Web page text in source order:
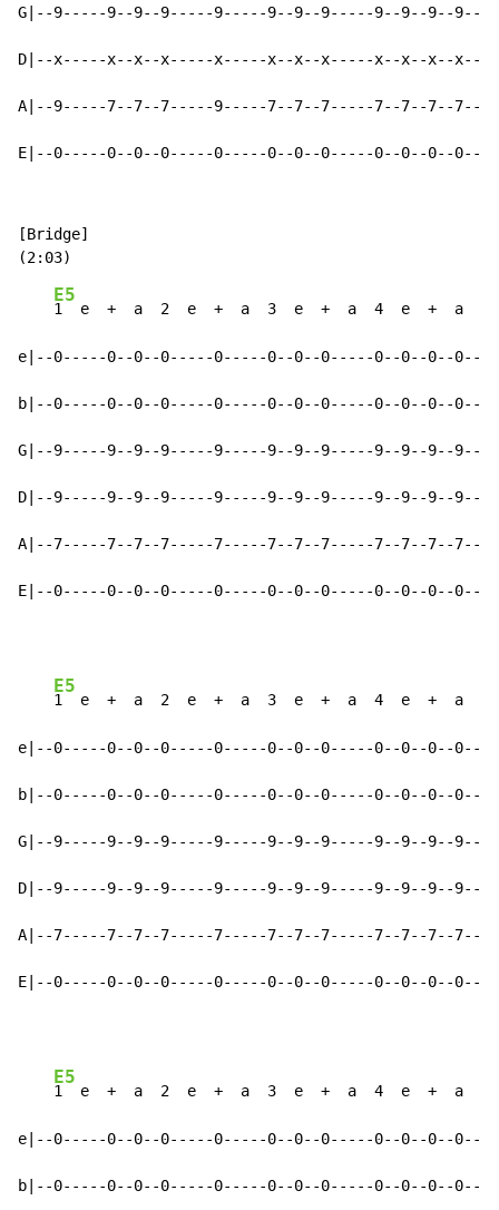
G|--9-----9--9--9-----9-----9--9--9-----9--9--9--
D|--x-----x--x--x-----x-----x--x--x-----x--x--x--
A|--9-----7--7--7-----9-----7--7--7-----7--7--7--
E|--0-----0--0--0-----0-----0--0--0-----0--0--0--
[Bridge]
E5
1  e  +  a  2  e  +  a  3  e  +  a  4  e  +
e|--0-----0--0--0-----0-----0--0--0-----0--0--0--
b|--0-----0--0--0-----0-----0--0--0-----0--0--0--
G|--9-----9--9--9-----9-----9--9--9-----9--9--9--
D|--9-----9--9--9-----9-----9--9--9-----9--9--9--
A|--7-----7--7--7-----7-----7--7--7-----7--7--7--
E|--0-----0--0--0-----0-----0--0--0-----0--0--0--
E5
1  e  +  a  2  e  +  a  3  e  +  a  4  e  +  a
e|--0-----0--0--0-----0-----0--0--0-----0--0--0--
b|--0-----0--0--0-----0-----0--0--0-----0--0--0--
G|--9-----9--9--9-----9-----9--9--9-----9--9--9--
D|--9-----9--9--9-----9-----9--9--9-----9--9--9--
A|--7-----7--7--7-----7-----7--7--7-----7--7--7--
E|--0-----0--0--0-----0-----0--0--0-----0--0--0--
E5
1  e  +  a  2  e  +  a  3  e  +  a  4  e  +
e|--0-----0--0--0-----0-----0--0--0-----0--0--0--
b|--0-----0--0--0-----0-----0--0--0-----0--0--0--